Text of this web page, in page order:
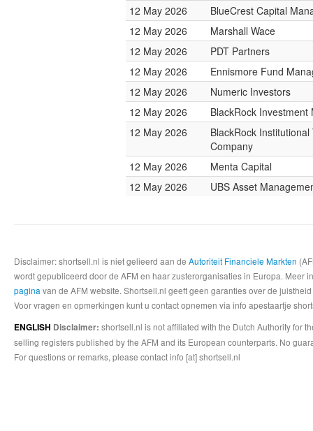
12 May 2026
BlueCrest Capital
12 May 2026
Marshall Wace
12 May 2026
PDT Partners
12 May 2026
Ennismore Fund
12 May 2026
Numeric Investors
12 May 2026
BlackRock Investment
12 May 2026
BlackRock Institutional
Company
12 May 2026
Menta Capital
12 May 2026
UBS Asset
Disclaimer: shortsell.nl is niet gelieerd aan de Autoriteit Financiele Markten
wordt gepubliceerd door de AFM en haar zusterorganisaties in Europa.
pagina van de AFM website. Shortsell.nl geeft geen garanties over de
Voor vragen en opmerkingen kunt u contact opnemen via info apestaartje
ENGLISH Disclaimer: shortsell.nl is not affiliated with the Dutch Authority for
selling registers published by the AFM and its European counterparts. No
For questions or remarks, please contact info [at] shortsell.nl